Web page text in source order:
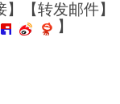
】【转发邮件】
】